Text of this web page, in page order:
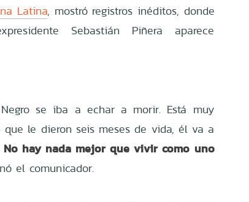
Latina, mostró registros inéditos, donde
Sebastián Piñera aparece
se iba a echar a morir. Está muy
le dieron seis meses de vida, él va a
No hay nada mejor que vivir como uno
el comunicador.